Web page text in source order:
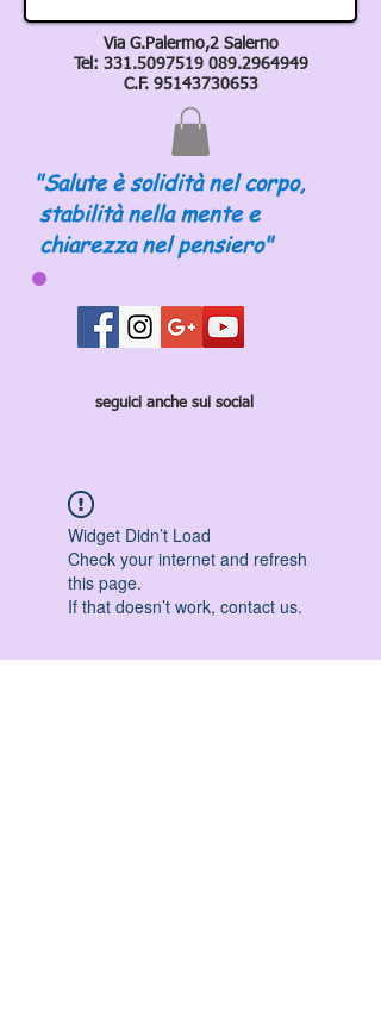
Via G.Palermo,2 Salerno
Tel: 331.5097519 089.2964949
C.F. 95143730653
"Salute è solidità nel corpo,
stabilità nella mente e
chiarezza nel pensiero"
seguici anche sui social
Widget Didn’t Load
Check your internet and refresh
this page.
If that doesn’t work, contact us.